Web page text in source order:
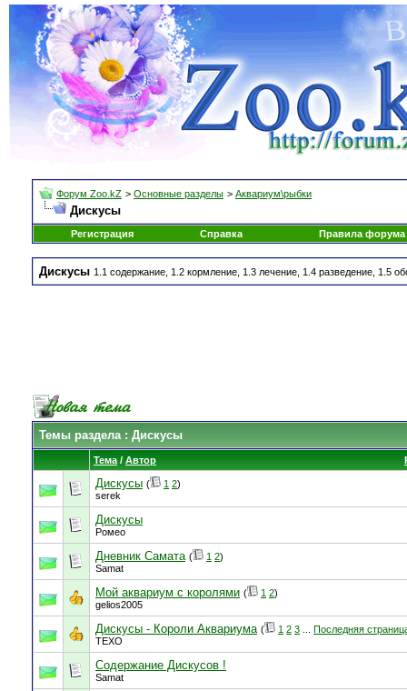
Форум Zoo.kZ > Основные разделы > Аквариум\рыбки
Дискусы
Регистрация Справка Правила форума
Дискусы 1.1 содержание, 1.2 кормление, 1.3 лечение, 1.4 разведение, 1.5
Темы раздела: Дискусы
Тема / Автор
Дискусы ( 1 2)
serek
Дискусы
Ромео
Дневник Самата ( 1 2)
Samat
Мой аквариум с королями ( 1 2)
gelios2005
Дискусы - Короли Аквариума ( 1 2 3
Последняя
TEXO
Содержание Дискусов !
Samat